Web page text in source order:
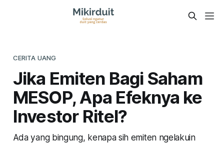
CERITA UANG
Jika Emiten Bagi Saham
MESOP, Apa Efeknya ke
Investor Ritel?
Ada yang bingung, kenapa sih emiten ngelakuin